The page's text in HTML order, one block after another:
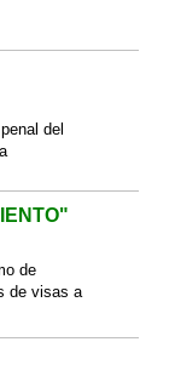
del
de
de visas a